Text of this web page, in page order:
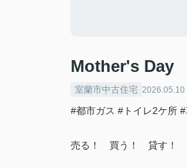
Mother's Day
室蘭市中古住宅 2026.05.10
#都市ガス #トイレ2ケ所 #
売る！ 買う！ 貸す！